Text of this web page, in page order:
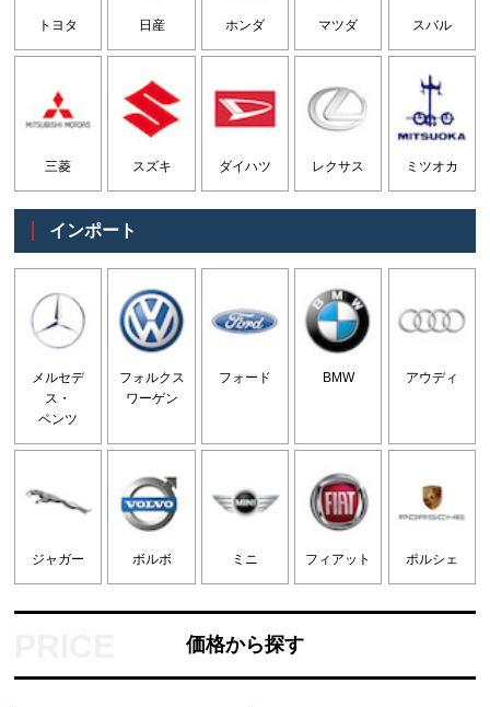
トヨタ 日産 ホンダ マツダ スバル
三菱 スズキ ダイハツ レクサス ミツオカ
インポート
メルセデ
ス・
ベンツ
フォルクス
ワーゲン
フォード BMW アウディ
ジャガー ボルボ ミニ フィアット ポルシェ
価格から探す